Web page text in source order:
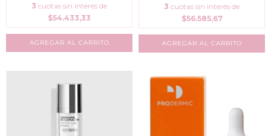
3 cuotas sin interés de
$54.433,33
3 cuotas sin interés de
$56.585,67